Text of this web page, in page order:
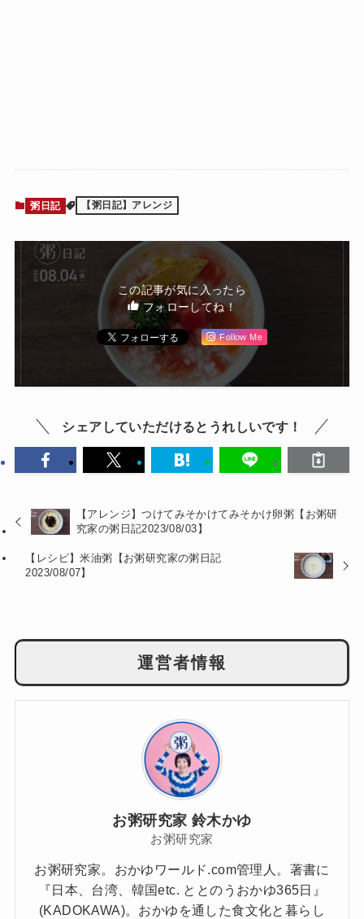
粥日記 【粥日記】アレンジ
この記事が気に入ったら
フォローしてね！
Follow Me
シェアしていただけるとうれしいです！
【アレンジ】つけてみそかけてみそかけ卵粥【お粥研
究家の粥日記2023/08/03】
【レシピ】米油粥【お粥研究家の粥日記
2023/08/07】
運営者情報
お粥研究家 鈴木かゆ
お粥研究家
お粥研究家。おかゆワールド.com管理人。著書に
『日本、台湾、韓国etc. ととのうおかゆ365日』
(KADOKAWA)。おかゆを通した食文化と暮らし